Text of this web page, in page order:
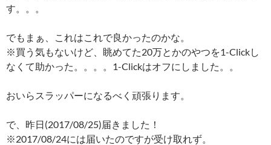
す。。。
でもまぁ、これはこれで良かったのかな。
※買う気もないけど、眺めてた20万とかのやつを1-Clickし
なくて助かった。。。。1-Clickはオフにしました。。
おいらスラッパーになるべく頑張ります。
で、昨日(2017/08/25)届きました！
※2017/08/24には届いたのですが受け取れず。